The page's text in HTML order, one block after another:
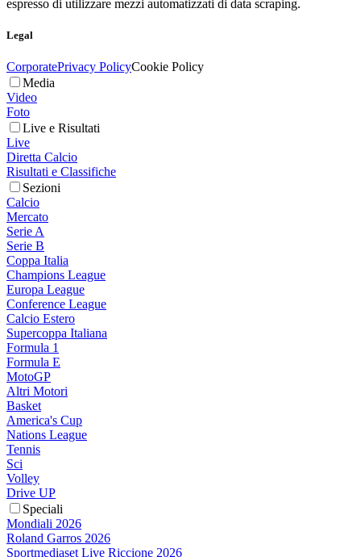
espresso di utilizzare mezzi automatizzati di data scraping.
Legal
CorporatePrivacy PolicyCookie Policy
Media
Video
Foto
Live e Risultati
Live
Diretta Calcio
Risultati e Classifiche
Sezioni
Calcio
Mercato
Serie A
Serie B
Coppa Italia
Champions League
Europa League
Conference League
Calcio Estero
Supercoppa Italiana
Formula 1
Formula E
MotoGP
Altri Motori
Basket
America's Cup
Nations League
Tennis
Sci
Volley
Drive UP
Speciali
Mondiali 2026
Roland Garros 2026
Sportmediaset Live Riccione 2026